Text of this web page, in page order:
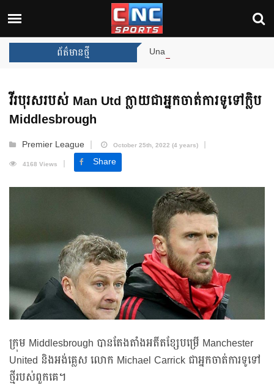
ព័ត៌មានថ្មី Unai Emery សន្យាថានឹងឈ្នះពានរង្វាន់ប
វីរបុរស​របស់ Man Utd ក្លាយជា​អ្នកចាត់ការ​ទូទៅក្លិប
Middlesbrough
Premier League
October 25th, 2022 (4 years)
4168 Views
Share
ក្រុម Middlesbrough បានតែងតាំងអតីតខ្សែបម្រើ Manchester
United និងអង់គ្លេស លោក Michael Carrick ជាអ្នកចាត់ការទូទៅ
ថ្មីរបស់ពួកគេ។